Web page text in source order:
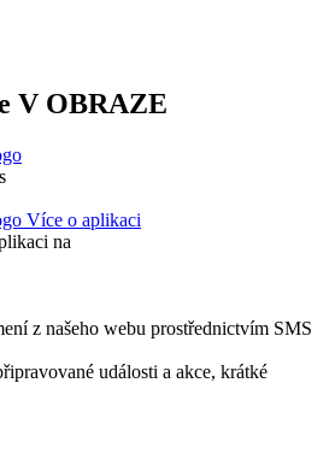
V OBRAZE
Více o aplikaci
na
z našeho webu prostřednictvím SMS
události a akce, krátké